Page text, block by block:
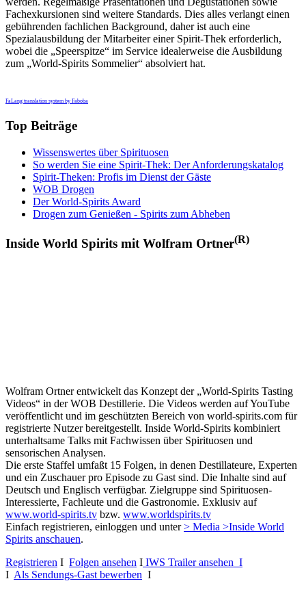
Fachexkursionen sind weitere Standards. Dies alles verlangt einen
gebührenden fachlichen Background, daher ist auch eine
Spezialausbildung der Mitarbeiter einer Spirit-Thek erforderlich,
wobei die „Speerspitze“ im Service idealerweise die Ausbildung
zum „World-Spirits Sommelier“ absolviert hat.
FaLang translation system by Faboba
Top Beiträge
Wissenswertes über Spirituosen
So werden Sie eine Spirit-Thek: Der Anforderungskatalog
Spirit-Theken: Profis im Dienst der Gäste
WOB Drogen
Der World-Spirits Award
Drogen zum Genießen - Spirits zum Abheben
Inside World Spirits mit Wolfram Ortner(R)
Wolfram Ortner entwickelt das Konzept der „World-Spirits Tasting
Videos“ in der WOB Destillerie. Die Videos werden auf YouTube
veröffentlicht und im geschützten Bereich von world-spirits.com für
registrierte Nutzer bereitgestellt. Inside World-Spirits kombiniert
unterhaltsame Talks mit Fachwissen über Spirituosen und
sensorischen Analysen.
Die erste Staffel umfaßt 15 Folgen, in denen Destillateure, Experten
und ein Zuschauer pro Episode zu Gast sind. Die Inhalte sind auf
Deutsch und Englisch verfügbar. Zielgruppe sind Spirituosen-
Interessierte, Fachleute und die Gastronomie. Exklusiv auf
www.world-spirits.tv bzw. www.worldspirits.tv
Einfach registrieren, einloggen und unter> Media >Inside World
Spirits anschauen.
Registrieren I Folgen ansehen I IWS Trailer ansehen I
I Als Sendungs-Gast bewerben I